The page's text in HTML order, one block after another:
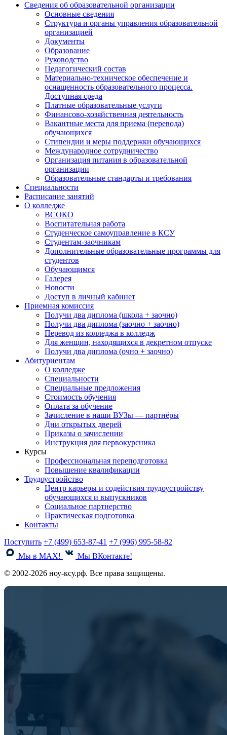
Сведения об образовательной организации
Основные сведения
Структура и органы управления образовательной
организацией
Документы
Образование
Руководство
Педагогический состав
Материально-техническое обеспечение и
оснащенность образовательного процесса.
Доступная среда
Платные образовательные услуги
Финансово-хозяйственная деятельность
Вакантные места для приема (перевода)
обучающихся
Стипендии и меры поддержки обучающихся
Международное сотрудничество
Организация питания в образовательной
организации
Образовательные стандарты и требования
Специальности
Расписание занятий
О колледже
ВСОКО
Воспитательная работа
Студенческое самоуправление в КСУ
Студентам-заочникам
Дополнительные образовательные программы для
студентов
Обучающимся
Галерея
Новости
Доступ в личный кабинет
Приемная комиссия
Получи два диплома (школа + заочно)
Получи два диплома (заочно + заочно)
Перевод из колледжа в колледж
Для женщин, находящихся в декретном отпуске
Получи два диплома (очно + заочно)
Абитуриентам
О колледже
Специальности
Специальные предложения
Стоимость обучения
Оплата за обучение
Зачисление в наши ВУЗы — партнёры
Дни открытых дверей
Приказы о зачислении
Инструкция для первокурсника
Курсы
Профессиональная переподготовка
Повышение квалификации
Трудоустройство
Центр карьеры и содействия трудоустройству
обучающихся и выпускников
Социальное партнерство
Практическая подготовка
Контакты
Поступить +7 (499) 653-87-41 +7 (996) 995-58-82
Мы в MAX!
Мы ВКонтакте!
© 2002-2026 ноу-ксу.рф. Все права защищены.